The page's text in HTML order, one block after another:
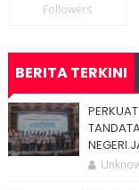
Followers
BERITA TERKINI
NEGERI